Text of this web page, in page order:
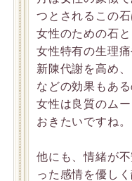
つとされるこの石
女性のための石と
女性特有の生理
新陳代謝を高め
などの効果もある
女性は良質のム
おきたいですね。
他にも、情緒が
った感情を優しく